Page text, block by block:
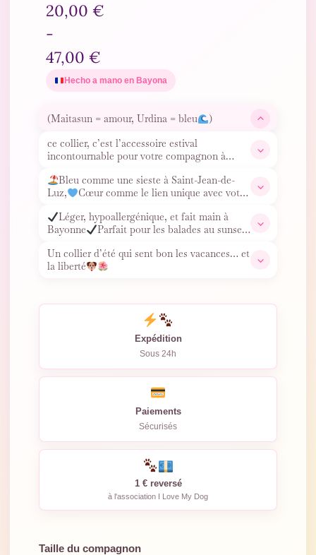
20,00 €
-
47,00 €
Hecho a mano en Bayona
(Maitasun = amour, Urdina = bleu
)
ce collier, c’est l’accessoire estival
incontournable pour votre compagnon à
Bleu comme une sieste à Saint-Jean-de-
Luz,
Cœur comme le lien unique avec votre
Léger, hypoallergénique, et fait main à
Bayonne
Parfait pour les balades au sunset
Un collier d’été qui sent bon les vacances… et
la liberté
Expédition
Sous 24h
Paiements
Sécurisés
1 € reversé
à l'association I Love My Dog
Taille du compagnon